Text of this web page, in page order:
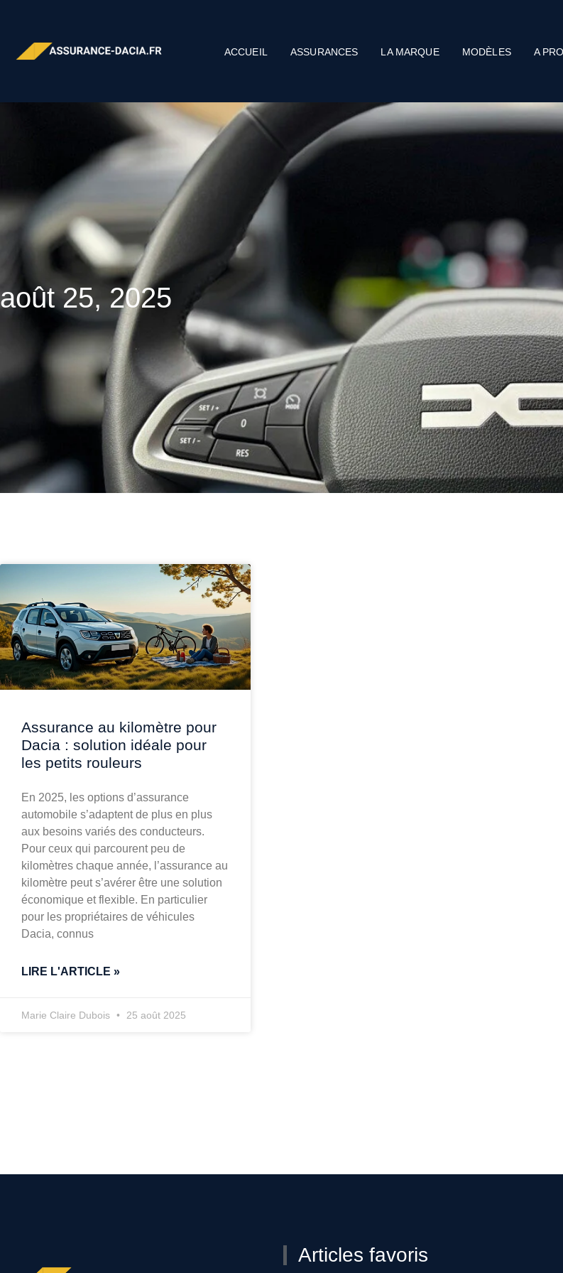
ACCUEIL ASSURANCES LA MARQUE MODÈLES A
août 25, 2025
Assurance au kilomètre pour
Dacia : solution idéale pour
les petits rouleurs
En 2025, les options d’assurance
automobile s’adaptent de plus en plus
aux besoins variés des conducteurs.
Pour ceux qui parcourent peu de
kilomètres chaque année, l’assurance au
kilomètre peut s’avérer être une solution
économique et flexible. En particulier
pour les propriétaires de véhicules
Dacia, connus
LIRE L'ARTICLE »
Marie Claire Dubois 25 août 2025
Articles favoris